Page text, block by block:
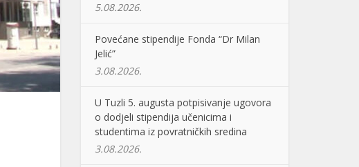
5.08.2026.
Povećane stipendije Fonda “Dr Milan
Jelić”
3.08.2026.
U Tuzli 5. augusta potpisivanje ugovora
o dodjeli stipendija učenicima i
studentima iz povratničkih sredina
3.08.2026.